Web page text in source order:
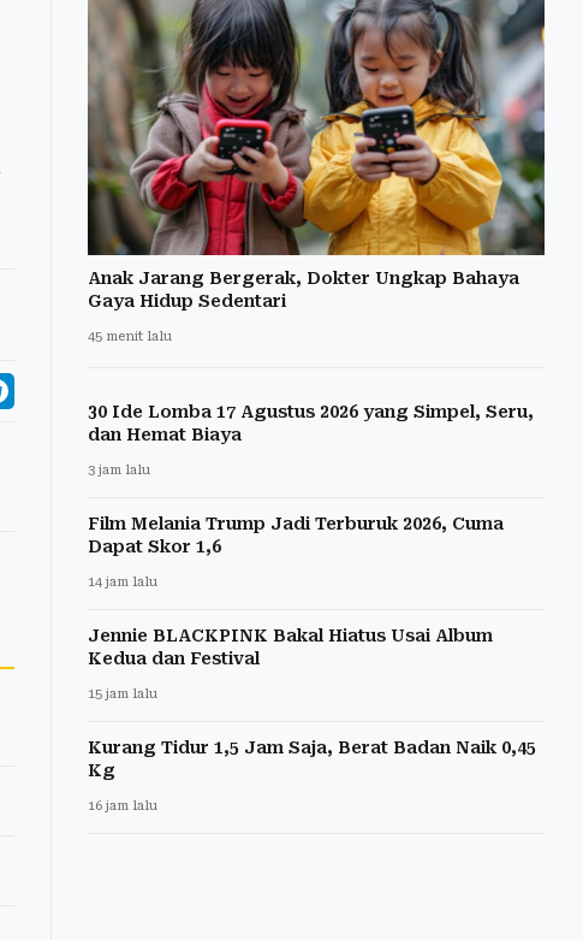
Anak Jarang Bergerak, Dokter Ungkap Bahaya
Gaya Hidup Sedentari
45 menit lalu
30 Ide Lomba 17 Agustus 2026 yang Simpel, Seru,
dan Hemat Biaya
3 jam lalu
Film Melania Trump Jadi Terburuk 2026, Cuma
Dapat Skor 1,6
14 jam lalu
Jennie BLACKPINK Bakal Hiatus Usai Album
Kedua dan Festival
15 jam lalu
Kurang Tidur 1,5 Jam Saja, Berat Badan Naik 0,45
Kg
16 jam lalu